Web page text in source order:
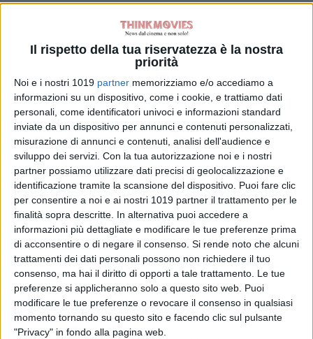
Il rispetto della tua riservatezza è la nostra
priorità
Noi e i nostri 1019 partner memorizziamo e/o accediamo a
informazioni su un dispositivo, come i cookie, e trattiamo dati
personali, come identificatori univoci e informazioni standard
inviate da un dispositivo per annunci e contenuti personalizzati,
misurazione di annunci e contenuti, analisi dell'audience e
sviluppo dei servizi. Con la tua autorizzazione noi e i nostri
partner possiamo utilizzare dati precisi di geolocalizzazione e
identificazione tramite la scansione del dispositivo. Puoi fare clic
per consentire a noi e ai nostri 1019 partner il trattamento per le
finalità sopra descritte. In alternativa puoi accedere a
informazioni più dettagliate e modificare le tue preferenze prima
di acconsentire o di negare il consenso. Si rende noto che alcuni
trattamenti dei dati personali possono non richiedere il tuo
consenso, ma hai il diritto di opporti a tale trattamento. Le tue
preferenze si applicheranno solo a questo sito web. Puoi
modificare le tue preferenze o revocare il consenso in qualsiasi
momento tornando su questo sito e facendo clic sul pulsante
"Privacy" in fondo alla pagina web.